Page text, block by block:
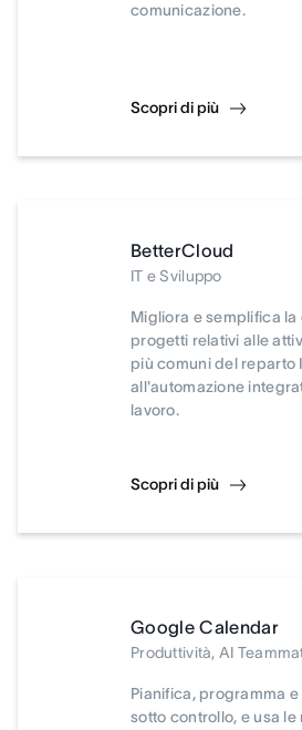
comunicazione.
Scopri di più
BetterCloud
IT e Sviluppo
Migliora e semplifica
progetti relativi alle
più comuni del reparto
all'automazione
lavoro.
Scopri di più
Google Calendar
Produttività, AI
Pianifica, programma
sotto controllo, e usa